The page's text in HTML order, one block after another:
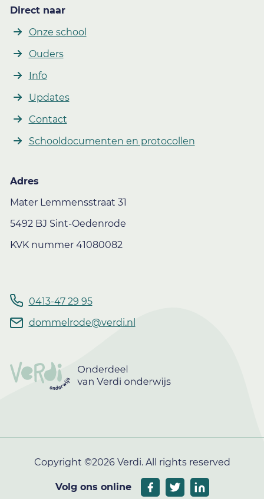
Direct naar
Onze school
Ouders
Info
Updates
Contact
Schooldocumenten en protocollen
Adres
Mater Lemmensstraat 31
5492 BJ Sint-Oedenrode
KVK nummer 41080082
0413-47 29 95
dommelrode@verdi.nl
Copyright ©2026 Verdi. All rights reserved
Volg ons online